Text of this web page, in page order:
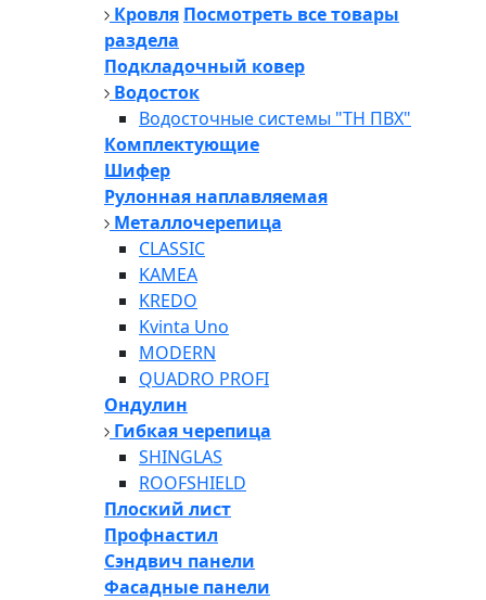
Кровля Посмотреть все товары
раздела
Подкладочный ковер
Водосток
Водосточные системы "ТН ПВХ"
Комплектующие
Шифер
Рулонная наплавляемая
Металлочерепица
CLASSIC
KAMEA
KREDO
Kvinta Uno
MODERN
QUADRO PROFI
Ондулин
Гибкая черепица
SHINGLAS
ROOFSHIELD
Плоский лист
Профнастил
Сэндвич панели
Фасадные панели